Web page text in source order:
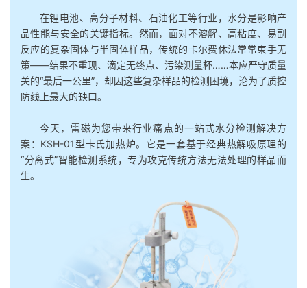
在锂电池、高分子材料、石油化工等行业，水分是影响产
品性能与安全的关键指标。然而，面对不溶解、高粘度、易副
反应的复杂固体与半固体样品，传统的卡尔费休法常常束手无
策——结果不重现、滴定无终点、污染测量杯……本应严守质量
关的“最后一公里”，却因这些复杂样品的检测困境，沦为了质控
防线上最大的缺口。
今天，雷磁为您带来行业痛点的一站式水分检测解决方
案：KSH-01型卡氏加热炉。它是一套基于经典热解吸原理的
“分离式”智能检测系统，专为攻克传统方法无法处理的样品而
生。